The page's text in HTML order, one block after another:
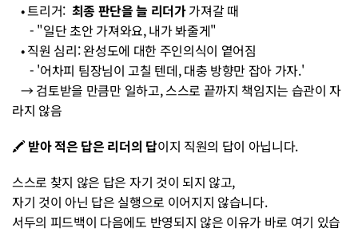
   • 트리거:
최종 판단을 늘 리더가 가져갈 때
      - "일단 초안 가져와요, 내가 봐줄게"
   • 직원 심리: 완성도에 대한 주인의식이 옅어짐
      - '어차피 팀장님이 고칠 텐데, 대충 방향만 잡아 가자.'
   → 검토받을 만큼만 일하고, 스스로 끝까지 책임지는 습관이 자
라지 않음
🖍️ 받아 적은 답은 리더의 답이지 직원의 답이 아닙니다.
스스로 찾지 않은 답은 자기 것이 되지 않고,
자기 것이 아닌 답은 실행으로 이어지지 않습니다.
서두의 피드백이 다음에도 반영되지 않은 이유가 바로 여기 있습